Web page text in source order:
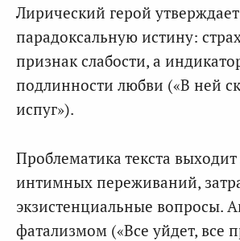
Лирический герой утверждает
парадоксальную истину:
признак слабости, а
подлинности любви («В ней
испуг»).
Проблематика текста
интимных переживаний,
экзистенциальные вопросы.
фатализмом («Все уйдет, все